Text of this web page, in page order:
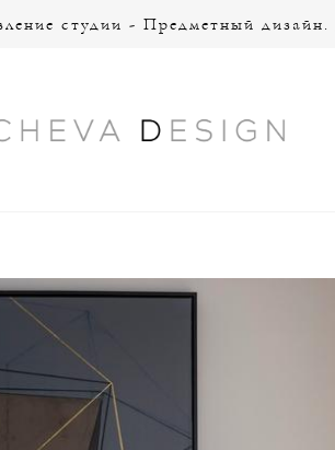
студии - Предметный дизайн.